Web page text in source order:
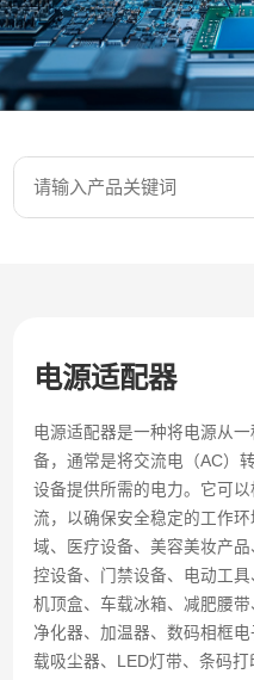
电源适配器
电源适配器是一种将电源从
备，通常是将交流电（AC）
设备提供所需的电力。它可
流，以确保安全稳定的工作
域、医疗设备、美容美妆产
控设备、门禁设备、电动工
机顶盒、车载冰箱、减肥腰
净化器、加温器、数码相框
载吸尘器、LED灯带、条码打